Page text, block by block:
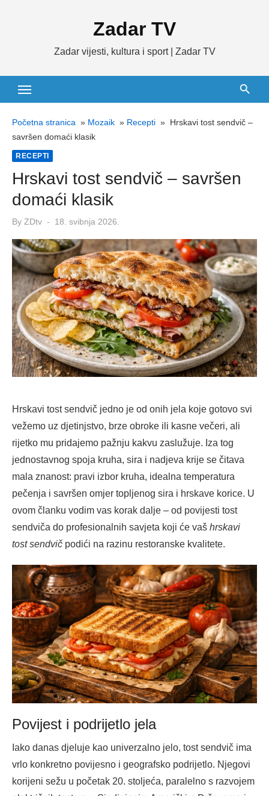
Zadar TV
Zadar vijesti, kultura i sport | Zadar TV
Početna stranica » Mozaik » Recepti » Hrskavi tost sendvič –
savršen domaći klasik
RECEPTI
Hrskavi tost sendvič – savršen
domaći klasik
By ZDtv
Posted
18. svibnja 2026.
Hrskavi tost sendvič jedno je od onih jela koje gotovo svi
vežemo uz djetinjstvo, brze obroke ili kasne večeri, ali
rijetko mu pridajemo pažnju kakvu zaslužuje. Iza tog
jednostavnog spoja kruha, sira i nadjeva krije se čitava
mala znanost: pravi izbor kruha, idealna temperatura
pečenja i savršen omjer topljenog sira i hrskave korice. U
ovom članku vodim vas korak dalje – od povijesti tost
sendviča do profesionalnih savjeta koji će vaš hrskavi
tost sendvič podići na razinu restoranske kvalitete.
Povijest i podrijetlo jela
Iako danas djeluje kao univerzalno jelo, tost sendvič ima
vrlo konkretno povijesno i geografsko podrijetlo. Njegovi
korijeni sežu u početak 20. stoljeća, paralelno s razvojem